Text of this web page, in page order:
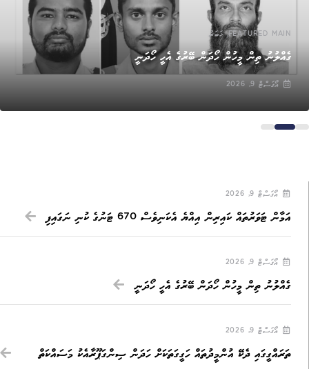
FEATURED MAIN
,ޚަބަރު
ގެއްލުނު ތިން މީހުން ހޯދަން ބޭރުގެ އެހީ ހޯދަނީ
އޯގަސްޓް 9, 2026
އޯގަސްޓް 9, 2026
އަމާން ޓަވަރުތައް ކައިރިން އިއްޔެ އެކަނިވެސް 670 ޓަނުގެ ކުނި ނަގައިފި
އޯގަސްޓް 9, 2026
ގެއްލުނު ތިން މީހުން ހޯދަން ބޭރުގެ އެހީ ހޯދަނީ
އޯގަސްޓް 9, 2026
ތަރައްގީގައި ދެކޭ އުންމީދުތައް ހަގީގަތަކަށް ހަދަން ސިންގަޕޫރާއެކު މަސައްކަތް